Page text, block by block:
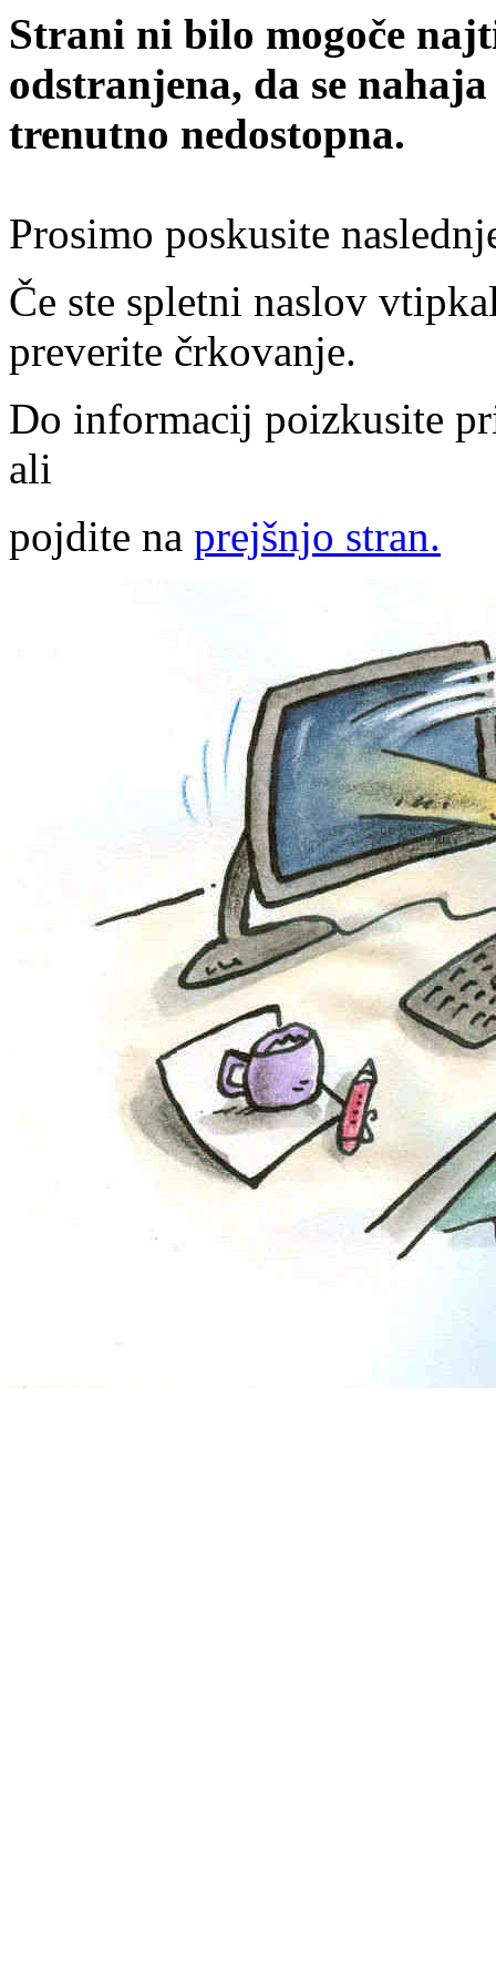
Strani ni bilo mogoče
odstranjena, da se
trenutno nedostopna.
Prosimo poskusite
Če ste spletni naslov
preverite črkovanje.
Do informacij poizkusite
ali
pojdite na prejšnjo stran.